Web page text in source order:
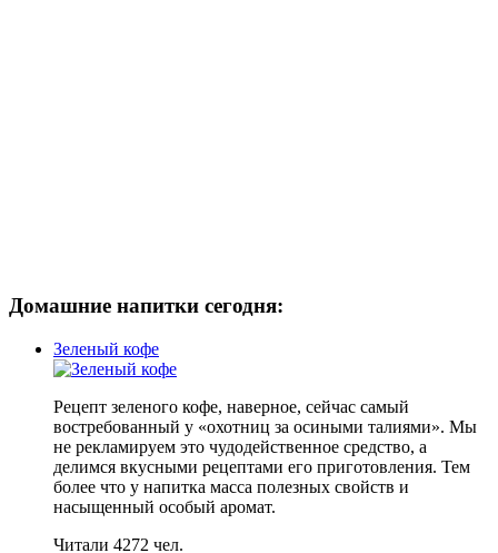
Домашние напитки сегодня:
Зеленый кофе
Рецепт зеленого кофе, наверное, сейчас самый
востребованный у «охотниц за осиными талиями». Мы
не рекламируем это чудодейственное средство, а
делимся вкусными рецептами его приготовления. Тем
более что у напитка масса полезных свойств и
насыщенный особый аромат.
Читали 4272 чел.